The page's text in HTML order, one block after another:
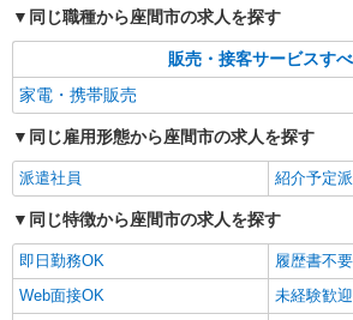
同じ職種から座間市の求人を探す
販売・接客サービスす
家電・携帯販売
同じ雇用形態から座間市の求人を探す
派遣社員 紹介予定
同じ特徴から座間市の求人を探す
即日勤務OK
履歴書不要
Web面接OK
未経験歓迎